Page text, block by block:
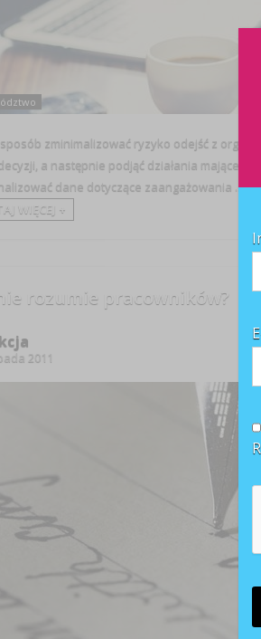
zminimalizować ryzyko odejść z
a następnie podjąć działania mające
dane dotyczące zaangażowania ...
WIĘCEJ +
rozumie pracowników?
2011